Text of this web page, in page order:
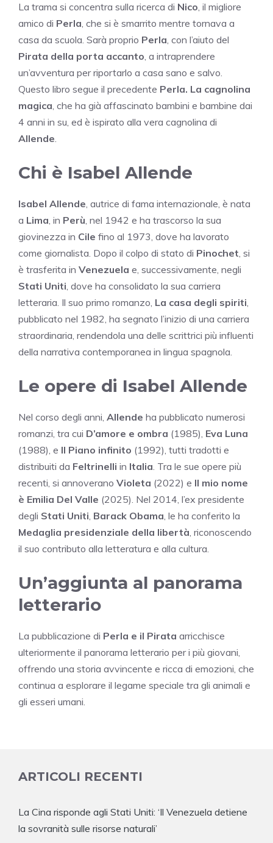
La trama si concentra sulla ricerca di Nico, il migliore
amico di Perla, che si è smarrito mentre tornava a
casa da scuola. Sarà proprio Perla, con l’aiuto del
Pirata della porta accanto, a intraprendere
un’avventura per riportarlo a casa sano e salvo.
Questo libro segue il precedente Perla. La cagnolina
magica, che ha già affascinato bambini e bambine dai
4 anni in su, ed è ispirato alla vera cagnolina di
Allende.
Chi è Isabel Allende
Isabel Allende, autrice di fama internazionale, è nata
a Lima, in Perù, nel 1942 e ha trascorso la sua
giovinezza in Cile fino al 1973, dove ha lavorato
come giornalista. Dopo il colpo di stato di Pinochet, si
è trasferita in Venezuela e, successivamente, negli
Stati Uniti, dove ha consolidato la sua carriera
letteraria. Il suo primo romanzo, La casa degli spiriti,
pubblicato nel 1982, ha segnato l’inizio di una carriera
straordinaria, rendendola una delle scrittrici più influenti
della narrativa contemporanea in lingua spagnola.
Le opere di Isabel Allende
Nel corso degli anni, Allende ha pubblicato numerosi
romanzi, tra cui D’amore e ombra (1985), Eva Luna
(1988), e Il Piano infinito (1992), tutti tradotti e
distribuiti da Feltrinelli in Italia. Tra le sue opere più
recenti, si annoverano Violeta (2022) e Il mio nome
è Emilia Del Valle (2025). Nel 2014, l’ex presidente
degli Stati Uniti, Barack Obama, le ha conferito la
Medaglia presidenziale della libertà, riconoscendo
il suo contributo alla letteratura e alla cultura.
Un’aggiunta al panorama
letterario
La pubblicazione di Perla e il Pirata arricchisce
ulteriormente il panorama letterario per i più giovani,
offrendo una storia avvincente e ricca di emozioni, che
continua a esplorare il legame speciale tra gli animali e
gli esseri umani.
ARTICOLI RECENTI
La Cina risponde agli Stati Uniti: ‘Il Venezuela detiene
la sovranità sulle risorse naturali’